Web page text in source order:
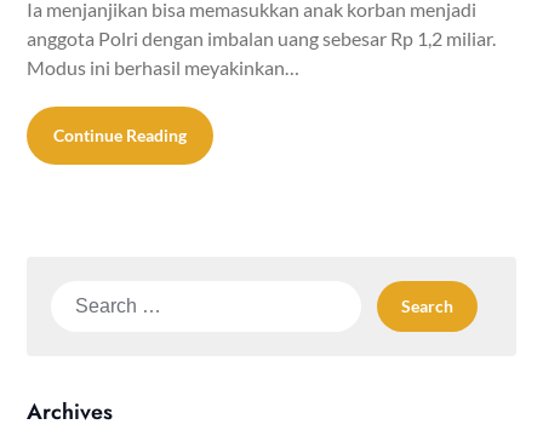
Ia menjanjikan bisa memasukkan anak korban menjadi
anggota Polri dengan imbalan uang sebesar Rp 1,2 miliar.
Modus ini berhasil meyakinkan…
Continue Reading
Search
Archives